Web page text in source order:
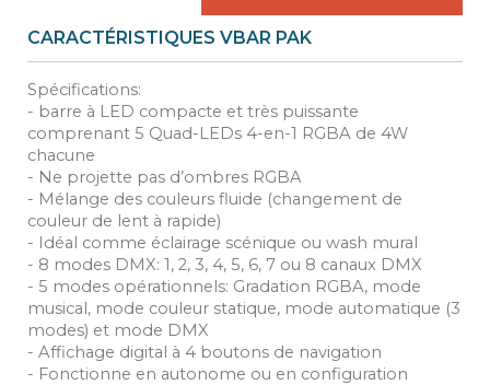
CARACTÉRISTIQUES VBAR PAK
Spécifications:
- barre à LED compacte et très puissante
comprenant 5 Quad-LEDs 4-en-1 RGBA de 4W
chacune
- Ne projette pas d’ombres RGBA
- Mélange des couleurs fluide (changement de
couleur de lent à rapide)
- Idéal comme éclairage scénique ou wash mural
- 8 modes DMX: 1, 2, 3, 4, 5, 6, 7 ou 8 canaux DMX
- 5 modes opérationnels: Gradation RGBA, mode
musical, mode couleur statique, mode automatique (3
modes) et mode DMX
- Affichage digital à 4 boutons de navigation
- Fonctionne en autonome ou en configuration